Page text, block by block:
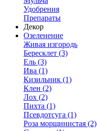
Удобрения
Препараты
Декор
Озеленение
Живая изгородь
Бересклет (3)
Ель (3)
Ива (1)
Кизильник (1)
Клен (2)
Лох (2)
Пихта (1)
Псевдотсуга (1)
Роза морщинистая (2)